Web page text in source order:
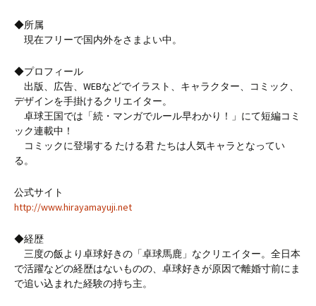
◆所属
現在フリーで国内外をさまよい中。
◆プロフィール
出版、広告、WEBなどでイラスト、キャラクター、コミック、
デザインを手掛けるクリエイター。
卓球王国では「続・マンガでルール早わかり！」にて短編コミ
ック連載中！
コミックに登場する たける君 たちは人気キャラとなってい
る。
公式サイト
http://www.hirayamayuji.net
◆経歴
三度の飯より卓球好きの「卓球馬鹿」なクリエイター。全日本
で活躍などの経歴はないものの、卓球好きが原因で離婚寸前にま
で追い込まれた経験の持ち主。